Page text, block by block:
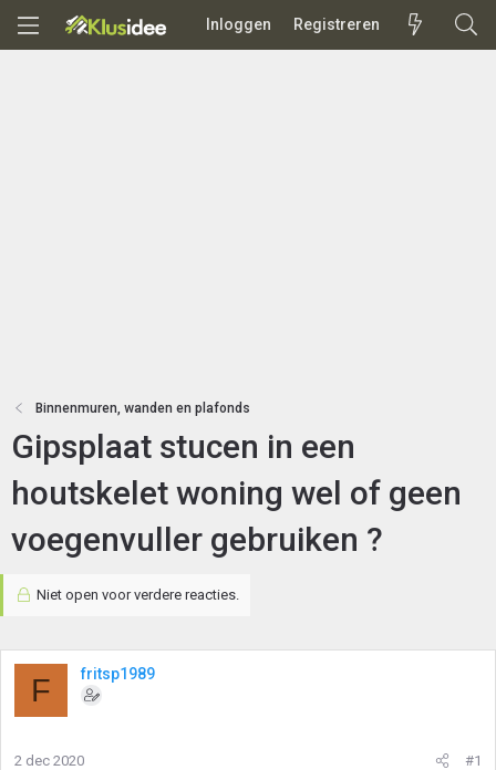
Inloggen Registreren
Binnenmuren, wanden en plafonds
Gipsplaat stucen in een
houtskelet woning wel of geen
voegenvuller gebruiken ?
Niet open voor verdere reacties.
F fritsp1989
2 dec 2020 #1